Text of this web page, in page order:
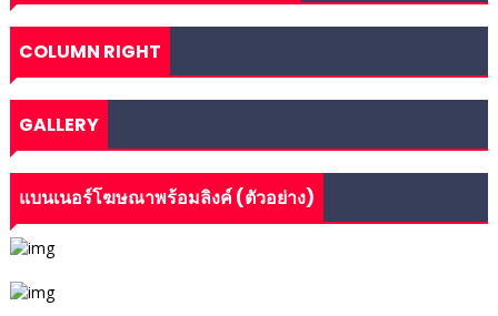
COLUMN RIGHT
GALLERY
แบนเนอร์โฆษณาพร้อมลิงค์ (ตัวอย่าง)